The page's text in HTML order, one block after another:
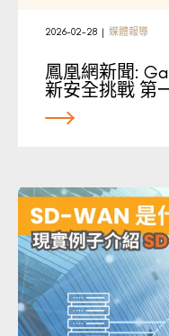
2026-02-28 | 媒體報導
鳳凰網新聞:
新安全挑戰 第